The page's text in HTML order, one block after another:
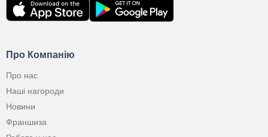
Про Компанію
Про нас
Наші нагороди
Новини
Франшиза